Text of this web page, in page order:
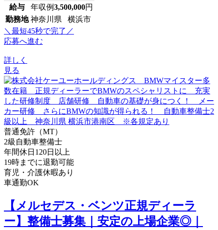
給与 年収例3,500,000円
勤務地 神奈川県 横浜市
＼最短45秒で完了／
応募へ進む
詳しく
見る
普通免許（MT）
2級自動車整備士
年間休日120日以上
19時までに退勤可能
育児・介護休暇あり
車通勤OK
【メルセデス・ベンツ正規ディーラ
ー】整備士募集｜安定の上場企業◎｜